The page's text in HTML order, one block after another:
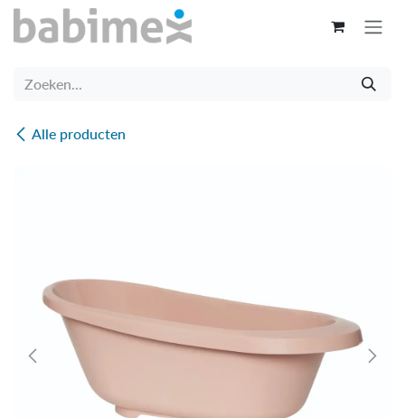
Overslaan naar inhoud
Alle producten